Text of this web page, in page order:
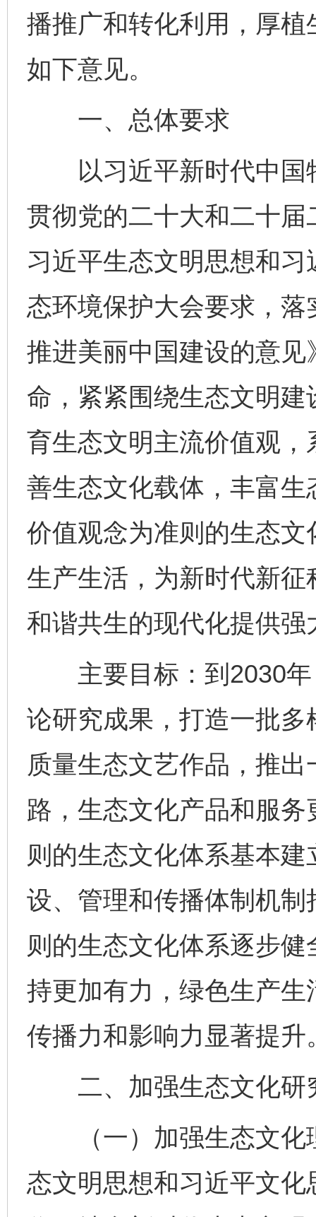
播推广和转化利用，厚
如下意见。
一、总体要求
以习近平新时代中国
贯彻党的二十大和二十
习近平生态文明思想和
态环境保护大会要求，
推进美丽中国建设的意
命，紧紧围绕生态文明
育生态文明主流价值观
善生态文化载体，丰富
价值观念为准则的生态
生产生活，为新时代新
和谐共生的现代化提供
主要目标：到2030年
论研究成果，打造一批
质量生态文艺作品，推
路，生态文化产品和服
则的生态文化体系基本
设、管理和传播体制机
则的生态文化体系逐步
持更加有力，绿色生产
传播力和影响力显著提升
二、加强生态文化研
（一）加强生态文化
态文明思想和习近平文